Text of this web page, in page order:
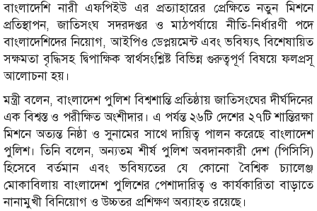
বাংলাদেশি নারী এফপিইউ এর প্রত্যাহারের প্রেক্ষিতে নতুন মিশনে
প্রতিস্থাপন, জাতিসংঘ সদরদপ্তর ও মাঠপর্যায়ে নীতি-নির্ধারণী পদে
বাংলাদেশিদের নিয়োগ, আইপিও ডেপ্লয়মেন্ট এবং ভবিষ্যৎ বিশেষায়িত
সক্ষমতা বৃদ্ধিসহ দ্বিপাক্ষিক স্বার্থসংশ্লিষ্ট বিভিন্ন গুরুত্বপূর্ণ বিষয়ে ফলপ্রসূ
আলোচনা হয়।
মন্ত্রী বলেন, বাংলাদেশ পুলিশ বিশ্বশান্তি প্রতিষ্ঠায় জাতিসংঘের দীর্ঘদিনের
এক বিশ্বস্ত ও পরীক্ষিত অংশীদার। এ পর্যন্ত ২৬টি দেশের ২৭টি শান্তিরক্ষা
মিশনে অত্যন্ত নিষ্ঠা ও সুনামের সাথে দায়িত্ব পালন করেছে বাংলাদেশ
পুলিশ। তিনি বলেন, অন্যতম শীর্ষ পুলিশ অবদানকারী দেশ (পিসিসি)
হিসেবে বর্তমান এবং ভবিষ্যতের যে কোনো বৈশ্বিক চ্যালেঞ্জ
মোকাবিলায় বাংলাদেশ পুলিশের পেশাদারিত্ব ও কার্যকারিতা বাড়াতে
নানামুখী বিনিয়োগ ও উচ্চতর প্রশিক্ষণ অব্যাহত রয়েছে।